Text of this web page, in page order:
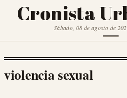
Cronista
Sábado, 08 de agosto de
violencia sexual